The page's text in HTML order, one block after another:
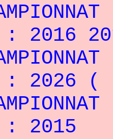
2016
: 2026 (
2015